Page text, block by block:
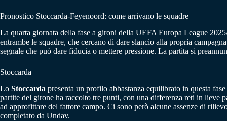
Pronostico Stoccarda-Feyenoord: come arrivano le squadre
La quarta giornata della fase a gironi della UEFA Europa League
entrambe le squadre, che cercano di dare slancio alla propria
segnale che può dare fiducia o mettere pressione. La partita si
Stoccarda
Lo Stoccarda presenta un profilo abbastanza equilibrato in questa
partite del girone ha raccolto tre punti, con una differenza reti in lieve
ad approfittare del fattore campo. Ci sono però alcune assenze di
completato da Undav.